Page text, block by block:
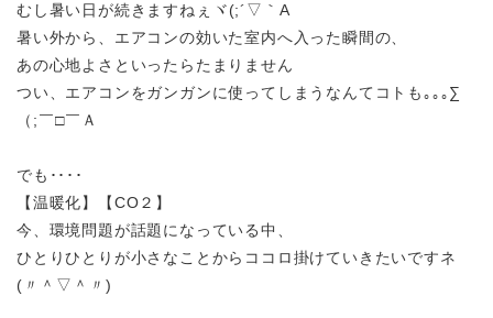
むし暑い日が続きますねぇ ヾ(;´▽｀A
暑い外から、エアコンの効いた室内へ入った瞬間の
あの心地よさといったらたまりません
つい、エアコンをガンガンに使ってしまうなんてコトも｡｡｡∑
（;￣□￣Ａ
でも････
【温暖化】【CO２ 】
今、環境問題が話題になっている中、
ひとりひとりが小さなことからココロ掛けていきたいですネ
(〃＾▽＾〃)